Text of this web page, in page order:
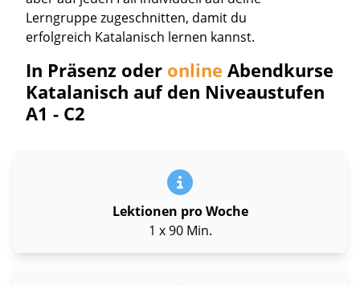
Lerngruppe zugeschnitten, damit du
erfolgreich Katalanisch lernen kannst.
In Präsenz oder online Abendkurse
Katalanisch auf den Niveaustufen
A1 - C2
Lektionen pro Woche
1 x 90 Min.